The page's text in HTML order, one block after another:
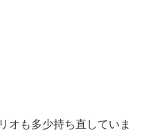
オも多少持ち直していま